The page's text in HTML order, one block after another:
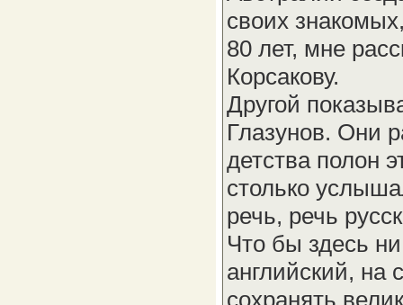
своих
80 лет, мне
Корсакову.
Другой
Глазунов. Они
детства полон
столько
речь, речь
Что бы здесь
английский, на
сохранять